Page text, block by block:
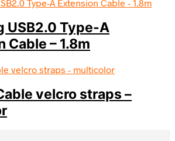
USB2.0 Type-A
Cable – 1.8m
velcro straps –